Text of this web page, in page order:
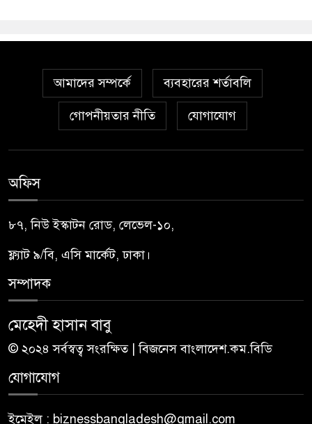
আমাদের সম্পর্কে ব্যবহারের শর্তাবলি
গোপনীয়তার নীতি যোগাযোগ
অফিস
৮৭, নিউ ইস্কাটন রোড, লেভেল-১০,
ফ্ল্যাট ৯/বি, এসি মার্কেট, ঢাকা।
সম্পাদক
মেহেদী হাসান বাবু
© ২০২৪ সর্বস্বত্ব সংরক্ষিত | বিজনেস বাংলাদেশ.কম.বিডি
যোগাযোগ
ইমেইল : biznessbangladesh@gmail.com